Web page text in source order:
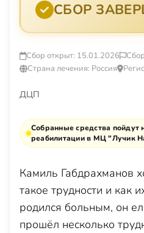
СБОР
Сбор открыт: 15.01.2026
Страна лечения: Россия
ДЦП
Собранные средства пойдут
реабилитации в МЦ "Лучик
Камиль Габдрахманов
такое трудности и как
родился больным, он
прошёл несколько